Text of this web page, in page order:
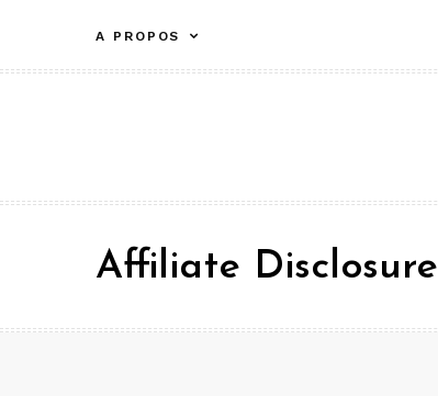
contenu
A PROPOS
Affiliate Disclosure